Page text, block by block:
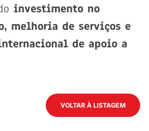
investimento no
melhoria de serviços e
de apoio a
VOLTAR À LISTAGEM